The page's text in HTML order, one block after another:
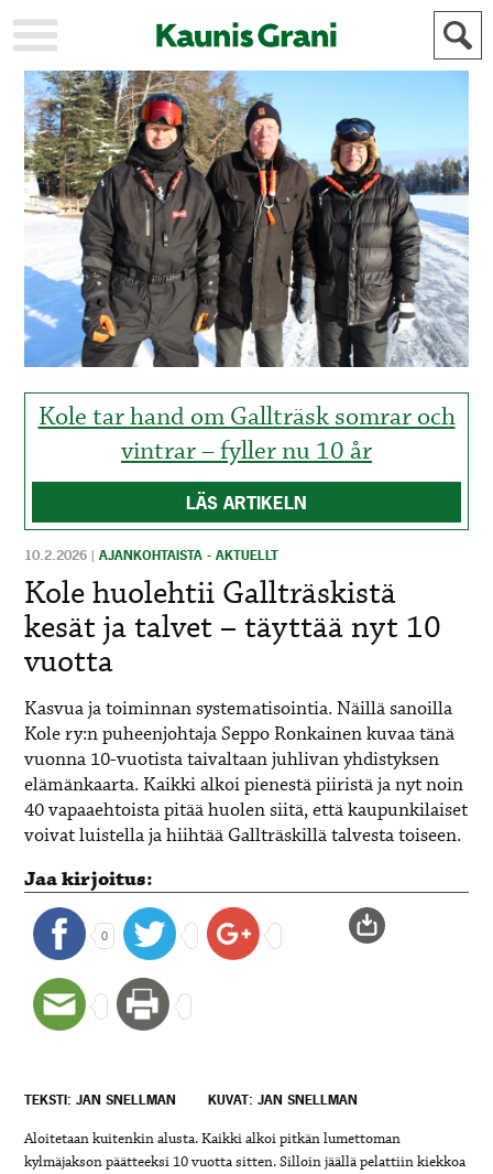
KAUPUNKI
STADEN
AJANKOHTAISTA
AKTUELLT
URHEILU
IDROTT
KULTTUURI
KULTUR
HISTORIA
HISTORIA
YLEINEN
ALLMÄN
MAINOSTAJILLE
FÖR
ANNONSÖRER
Kole tar hand om Gallträsk somrar och
vintrar – fyller nu 10 år
LÄS ARTIKELN
10.2.2026 |AJANKOHTAISTA - AKTUELLT
Kole huolehtii Gallträskistä
kesät ja talvet – täyttää nyt 10
vuotta
Kasvua ja toiminnan systematisointia. Näillä sanoilla
Kole ry:n puheenjohtaja Seppo Ronkainen kuvaa tänä
vuonna 10-vuotista taivaltaan juhlivan yhdistyksen
elämänkaarta. Kaikki alkoi pienestä piiristä ja nyt noin
40 vapaaehtoista pitää huolen siitä, että kaupunkilaiset
voivat luistella ja hiihtää Gallträskillä talvesta toiseen.
Jaa kirjoitus:
0
TEKSTI: JAN SNELLMAN KUVAT: JAN SNELLMAN
Aloitetaan kuitenkin alusta. Kaikki alkoi pitkän lumettoman
kylmäjakson päätteeksi 10 vuotta sitten. Silloin jäällä pelattiin kiekkoa